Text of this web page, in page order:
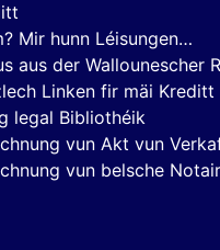
Mir hunn Léisungen…
aus der Wallounescher
Linken fir mäi Kreditt
legal Bibliothéik
vun Akt vun
vun belsche